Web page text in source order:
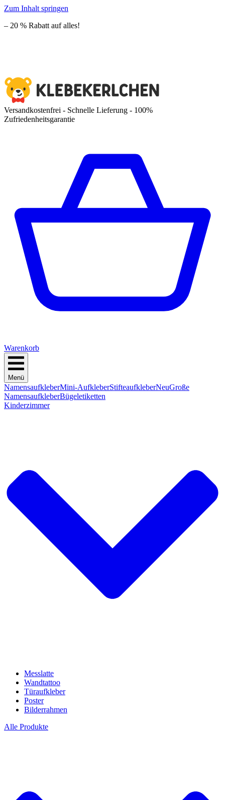
Zum Inhalt springen
– 20 % Rabatt auf alles!
Versandkostenfrei - Schnelle Lieferung - 100%
Zufriedenheitsgarantie
Warenkorb
Menü
NamensaufkleberMini-AufkleberStifteaufkleberNeuGroße
NamensaufkleberBügeletiketten
Kinderzimmer
Messlatte
Wandtattoo
Türaufkleber
Poster
Bilderrahmen
Alle Produkte